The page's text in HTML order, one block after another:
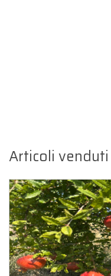
Articoli venduti